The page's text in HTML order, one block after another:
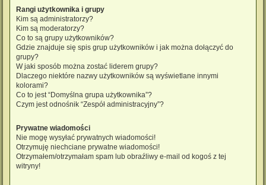
Rangi użytkownika i grupy
Kim są administratorzy?
Kim są moderatorzy?
Co to są grupy użytkowników?
Gdzie znajduje się spis grup użytkowników i jak można dołączyć do
grupy?
W jaki sposób można zostać liderem grupy?
Dlaczego niektóre nazwy użytkowników są wyświetlane innymi
kolorami?
Co to jest “Domyślna grupa użytkownika”?
Czym jest odnośnik “Zespół administracyjny”?
Prywatne wiadomości
Nie mogę wysyłać prywatnych wiadomości!
Otrzymuję niechciane prywatne wiadomości!
Otrzymałem/otrzymałam spam lub obraźliwy e-mail od kogoś z tej
witryny!